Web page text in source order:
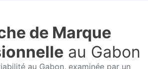
de Marque
au Gabon
au Gabon, examinée par un